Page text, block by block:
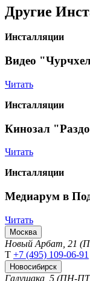
Другие
Инсталляции
Видео
Читать
Инсталляции
Кинозал
Читать
Инсталляции
Медиарум в
Читать
Москва
Новый Арбат, 21
Т +7 (495) 109-06-91
Новосибирск
Галущака, 5 (ПН-ПТ